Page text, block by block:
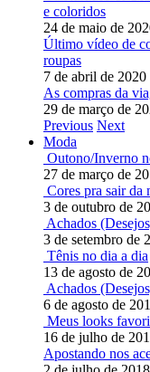
e coloridos
24 de maio de
Último vídeo de
roupas
7 de abril de 2020
As compras da
29 de março de
Previous Next
Moda
Outono/Inverno
27 de março de
Cores pra sair da
3 de outubro de
Achados
3 de setembro de
Tênis no dia a dia
13 de agosto de
Achados
6 de agosto de
Meus looks
16 de julho de
Apostando nos